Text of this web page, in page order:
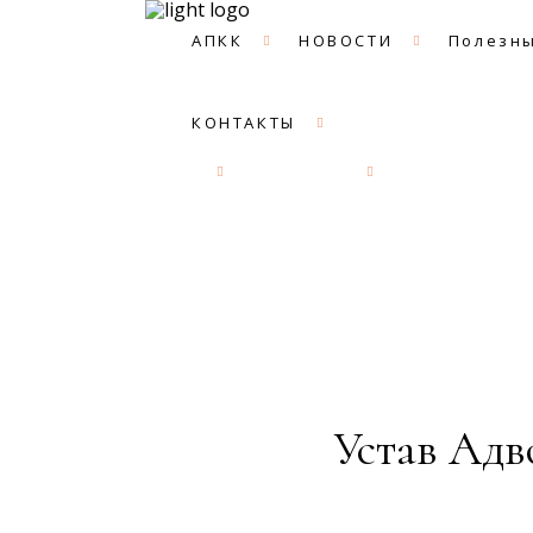
АПКК НОВОСТИ
КОНТАКТЫ
Устав